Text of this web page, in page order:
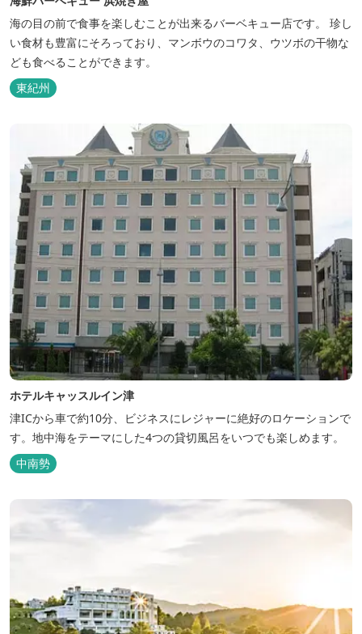
海の目の前で食事を楽しむことが出来るバーベキュー店です。 珍し
い食材も豊富にそろっており、マンボウのコワタ、ウツボの干物な
ども食べることができます。
東紀州
ホテルキャッスルイン津
津ICから車で約10分、ビジネスにレジャーに絶好のロケーションで
す。地中海をテーマにした4つの貸切風呂をいつでも楽しめます。
中南勢